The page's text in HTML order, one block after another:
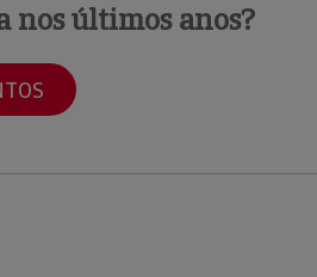
nos últimos anos?